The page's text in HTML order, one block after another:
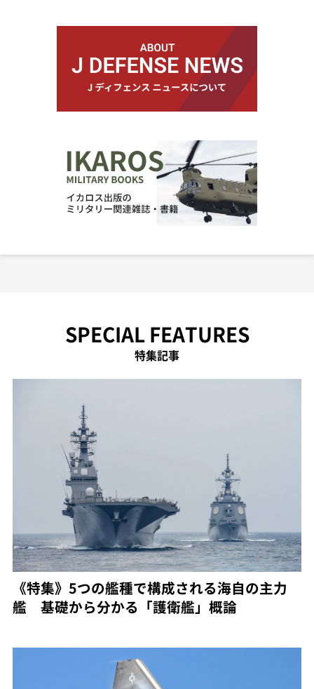
SPECIAL FEATURES
特集記事
《特集》5つの艦種で構成される海自の主力
艦 基礎から分かる「護衛艦」概論